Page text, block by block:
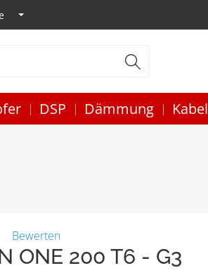
DSP Dämmung Kabel
Bewerten
ONE 200 T6 - G3